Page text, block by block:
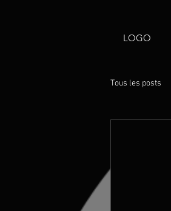
LOGO
Tous les posts